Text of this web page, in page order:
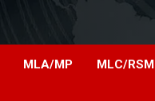
MLA/MP MLC/RSM